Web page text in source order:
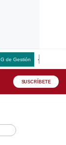
G de Gestión
SUSCRÍBETE